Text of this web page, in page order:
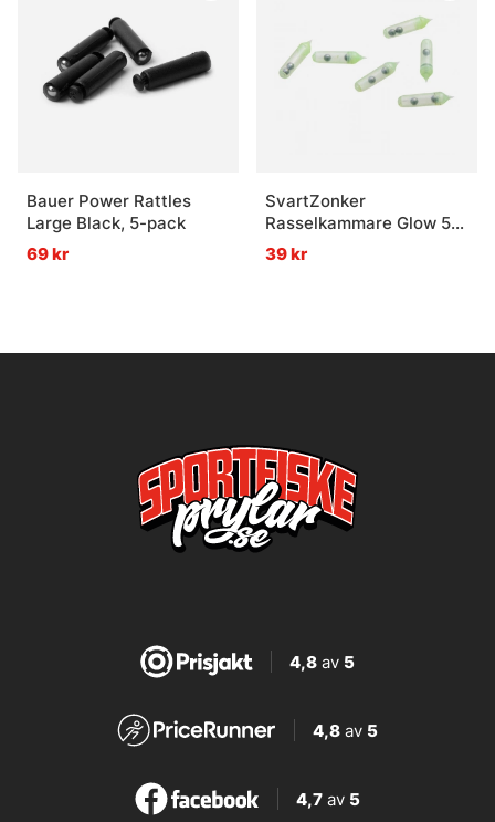
Bauer Power Rattles
Large Black, 5-pack
69 kr
SvartZonker
Rasselkammare Glow 5-
pack
39 kr
4,8av 5
4,8 av 5
4,7 av 5